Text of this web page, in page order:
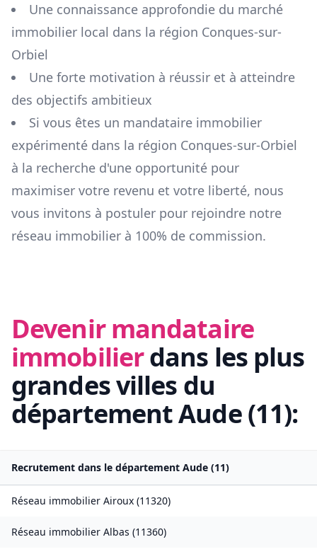
Une connaissance approfondie du marché
immobilier local dans la région Conques-sur-
Orbiel
Une forte motivation à réussir et à atteindre
des objectifs ambitieux
Si vous êtes un mandataire immobilier
expérimenté dans la région Conques-sur-Orbiel
à la recherche d'une opportunité pour
maximiser votre revenu et votre liberté, nous
vous invitons à postuler pour rejoindre notre
réseau immobilier à 100% de commission.
Devenir mandataire
immobilierdans les plus
grandes villes du
départementAude(11):
Recrutement dans le département Aude (11)
Réseau immobilier Airoux (11320)
Réseau immobilier Albas (11360)